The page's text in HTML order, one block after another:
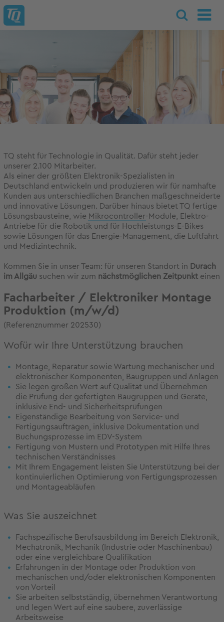
TQ steht für Technologie in Qualität. Dafür steht jeder
unserer 2.100 Mitarbeiter.
Als einer der größten Elektronik-Spezialisten in
Deutschland entwickeln und produzieren wir für namhafte
Kunden aus unterschiedlichen Branchen maßgeschneiderte
und innovative Lösungen. Darüber hinaus bietet TQ fertige
Lösungsbausteine, wie Mikrocontroller-Module, Elektro-
Antriebe für die Robotik und für Hochleistungs-E-Bikes
sowie Lösungen für das Energie-Management, die Luftfahrt
und Medizintechnik.
Kommen Sie in unser Team: für unseren Standort in Durach
im Allgäu suchen wir zum nächstmöglichen Zeitpunkt einen
Facharbeiter / Elektroniker Montage
Produktion (m/w/d)
(Referenznummer 202530)
Wofür wir Ihre Unterstützung brauchen
Montage, Reparatur sowie Wartung mechanischer und
elektronischer Komponenten, Baugruppen und Anlagen
Sie legen großen Wert auf Qualität und Übernehmen
die Prüfung der gefertigten Baugruppen und Geräte,
inklusive End- und Sicherheitsprüfungen
Eigenständige Bearbeitung von Service- und
Fertigungsaufträgen, inklusive Dokumentation und
Buchungsprozesse im EDV-System
Fertigung von Mustern und Prototypen mit Hilfe Ihres
technischen Verständnisses
Mit Ihrem Engagement leisten Sie Unterstützung bei der
kontinuierlichen Optimierung von Fertigungsprozessen
und Montageabläufen
Was Sie auszeichnet
Fachspezifische Berufsausbildung im Bereich Elektronik,
Mechatronik, Mechanik (Industrie oder Maschinenbau)
oder eine vergleichbare Qualifikation
Erfahrungen in der Montage oder Produktion von
mechanischen und/oder elektronischen Komponenten
von Vorteil
Sie arbeiten selbstständig, übernehmen Verantwortung
und legen Wert auf eine saubere, zuverlässige
Arbeitsweise